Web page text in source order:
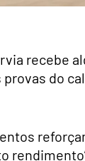
recebe
do